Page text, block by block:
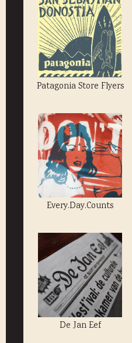
Patagonia Store Flyers
Every.Day.Counts
De Jan Eef